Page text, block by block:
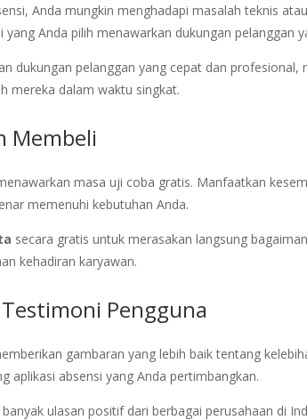
Anda mungkin menghadapi masalah teknis
yang Anda pilih menawarkan dukungan pelanggan
dukungan pelanggan yang cepat dan profesional,
mereka dalam waktu singkat.
Membeli
masa uji coba gratis. Manfaatkan
memenuhi kebutuhan Anda.
secara gratis untuk merasakan langsung
kehadiran karyawan.
Pengguna
gambaran yang lebih baik tentang
aplikasi absensi yang Anda pertimbangkan.
ulasan positif dari berbagai perusahaan di